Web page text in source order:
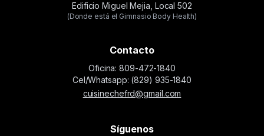
Edificio Miguel Mejia, Local 502
(Donde está el Gimnasio Body Health)
Contacto
Oficina: 809-472-1840
Cel/Whatsapp: (829) 935-1840
cuisinechefrd@gmail.com
Síguenos